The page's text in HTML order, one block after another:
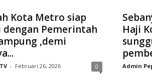
Kota Metro siap
dengan Pemerintah
,demi
- Februari 26, 2026 0
Haji
Admin